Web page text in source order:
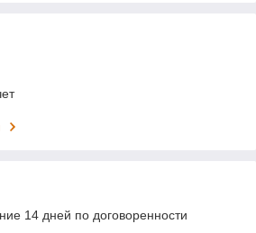
14 дней по договоренности